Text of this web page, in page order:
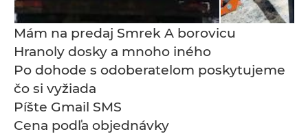
Mám na predaj Smrek A borovicu
Hranoly dosky a mnoho iného
Po dohode s odoberatelom poskytujeme
čo si vyžiada
Píšte Gmail SMS
Cena podľa objednávky